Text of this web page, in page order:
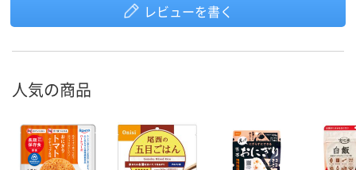
レビューを書く
人気の商品